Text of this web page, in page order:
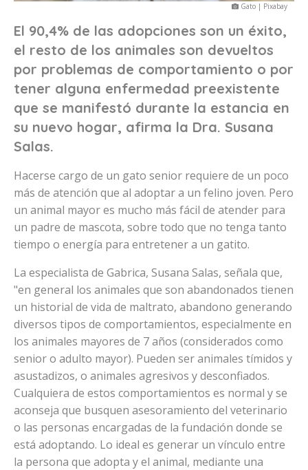
Gato | Pixabay
El 90,4% de las adopciones son un éxito,
el resto de los animales son devueltos
por problemas de comportamiento o por
tener alguna enfermedad preexistente
que se manifestó durante la estancia en
su nuevo hogar, afirma la Dra. Susana
Salas.
Hacerse cargo de un gato senior requiere de un poco
más de atención que al adoptar a un felino joven. Pero
un animal mayor es mucho más fácil de atender para
un padre de mascota, sobre todo que no tenga tanto
tiempo o energía para entretener a un gatito.
La especialista de Gabrica, Susana Salas, señala que,
"en general los animales que son abandonados tienen
un historial de vida de maltrato, abandono generando
diversos tipos de comportamientos, especialmente en
los animales mayores de 7 años (considerados como
senior o adulto mayor). Pueden ser animales tímidos y
asustadizos, o animales agresivos y desconfiados.
Cualquiera de estos comportamientos es normal y se
aconseja que busquen asesoramiento del veterinario
o las personas encargadas de la fundación donde se
está adoptando. Lo ideal es generar un vínculo entre
la persona que adopta y el animal, mediante una